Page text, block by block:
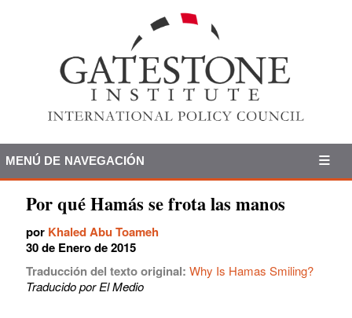
MENÚ DE NAVEGACIÓN
Por qué Hamás se frota las manos
por Khaled Abu Toameh
30 de Enero de 2015
Traducción del texto original: Why Is Hamas Smiling?
Traducido por El Medio